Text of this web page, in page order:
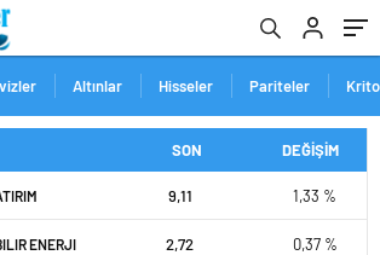
Altınlar Hisseler Pariteler
SON DEĞİŞİM
9,11 1,33 %
ENERJI 2,72 0,37 %